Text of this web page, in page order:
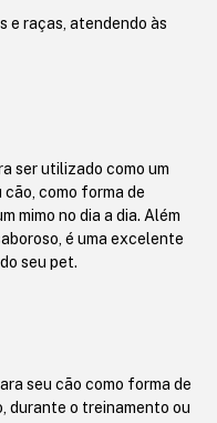
e raças, atendendo às
ser utilizado como um
como forma de
mimo no dia a dia. Além
é uma excelente
seu pet.
seu cão como forma de
durante o treinamento ou